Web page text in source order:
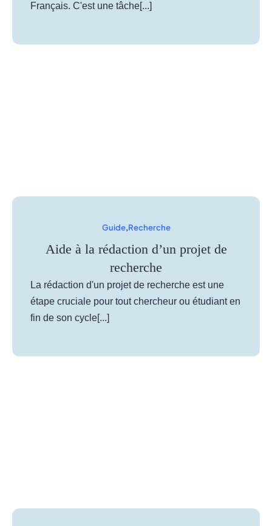
Français. C'est une tâche[...]
Guide,Recherche
Aide à la rédaction d’un projet de
recherche
La rédaction d'un projet de recherche est une
étape cruciale pour tout chercheur ou étudiant en
fin de son cycle[...]